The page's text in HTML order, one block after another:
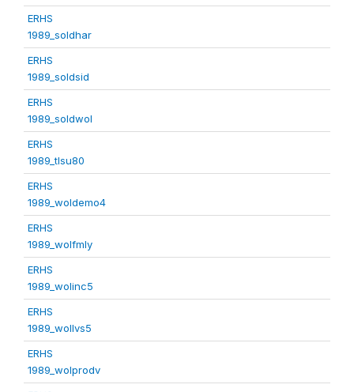
ERHS
1989_soldhar
ERHS
1989_soldsid
ERHS
1989_soldwol
ERHS
1989_tlsu80
ERHS
1989_woldemo4
ERHS
1989_wolfmly
ERHS
1989_wolinc5
ERHS
1989_wollvs5
ERHS
1989_wolprodv